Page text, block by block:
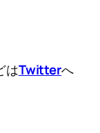
はTwitterへ